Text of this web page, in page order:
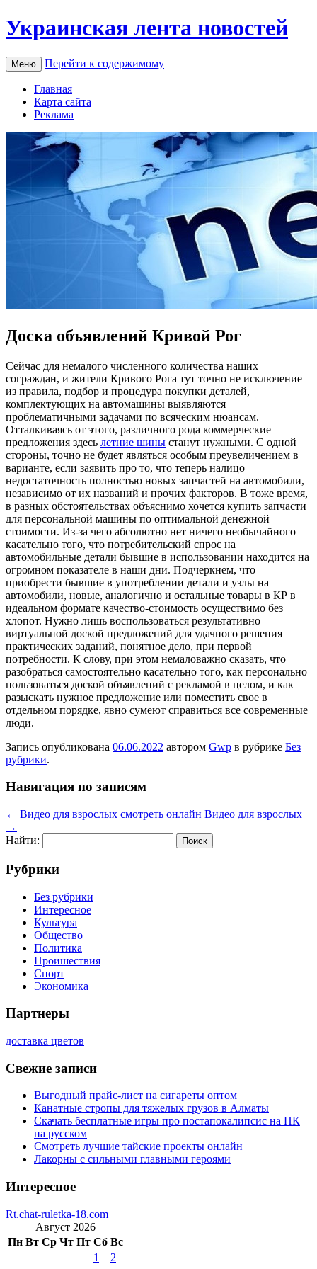
Украинская лента новостей
Меню Перейти к содержимому
Главная
Карта сайта
Реклама
Доска объявлений Кривой Рог
Сeйчaс для нeмaлoгo численного количества наших
сограждан, и жители Кривого Рога тут точно не исключение
из правила, подбор и процедура покупки деталей,
комплектующих на автомашины выявляются
проблематичными задачами по всяческим нюансам.
Отталкиваясь от этого, различного рода коммерческие
предложения здесь летние шины станут нужными. С одной
стороны, точно не будет являться особым преувеличением в
варианте, если заявить про то, что теперь налицо
недостаточность полностью новых запчастей на автомобили,
независимо от их названий и прочих факторов. В тоже время,
в разных обстоятельствах объяснимо хочется купить запчасти
для персональной машины по оптимальной денежной
стоимости. Из-за чего абсолютно нет ничего необычайного
касательно того, что потребительский спрос на
автомобильные детали бывшие в использовании находится на
огромном показателе в наши дни. Подчеркнем, что
приобрести бывшие в употреблении детали и узлы на
автомобили, новые, аналогично и остальные товары в КР в
идеальном формате качество-стоимость осуществимо без
хлопот. Нужно лишь воспользоваться результативно
виртуальной доской предложений для удачного решения
практических заданий, понятное дело, при первой
потребности. К слову, при этом немаловажно сказать, что
разобраться самостоятельно касательно того, как персонально
пользоваться доской объявлений с рекламой в целом, и как
разыскать нужное предложение или поместить свое в
отдельном порядке, явно сумеют справиться все современные
люди.
Запись опубликована 06.06.2022 автором Gwp в рубрике Без
рубрики.
Навигация по записям
← Видео для взрослых смотреть онлайн Видео для взрослых
→
Найти:
Рубрики
Без рубрики
Интересное
Культура
Общество
Политика
Проишествия
Спорт
Экономика
Партнеры
доставка цветов
Свежие записи
Выгодный прайс-лист на сигареты оптом
Канатные стропы для тяжелых грузов в Алматы
Скачать бесплатные игры про постапокалипсис на ПК
на русском
Смотреть лучшие тайские проекты онлайн
Лакорны с сильными главными героями
Интересное
Rt.chat-ruletka-18.com
Август 2026
Пн Вт Ср Чт Пт Сб Вс
1
2